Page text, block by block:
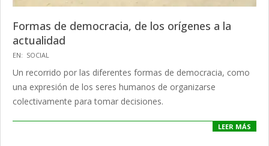
Formas de democracia, de los orígenes a la
actualidad
2024-
12-
21
EN: SOCIAL
Un recorrido por las diferentes formas de democracia, como
una expresión de los seres humanos de organizarse
colectivamente para tomar decisiones.
LEER MÁS